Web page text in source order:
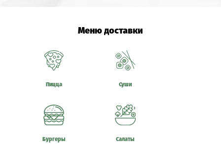
Меню доставки
Пицца Суши
Бургеры Салаты